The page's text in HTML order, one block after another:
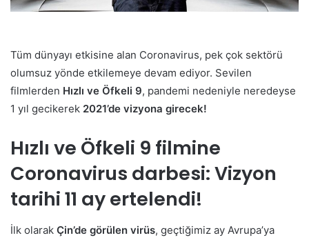
Tüm dünyayı etkisine alan Coronavirus, pek çok sektörü
olumsuz yönde etkilemeye devam ediyor. Sevilen
filmlerden Hızlı ve Öfkeli 9, pandemi nedeniyle neredeyse
1 yıl gecikerek 2021’de vizyona girecek!
Hızlı ve Öfkeli 9 filmine
Coronavirus darbesi: Vizyon
tarihi 11 ay ertelendi!
İlk olarak Çin’de görülen virüs, geçtiğimiz ay Avrupa’ya